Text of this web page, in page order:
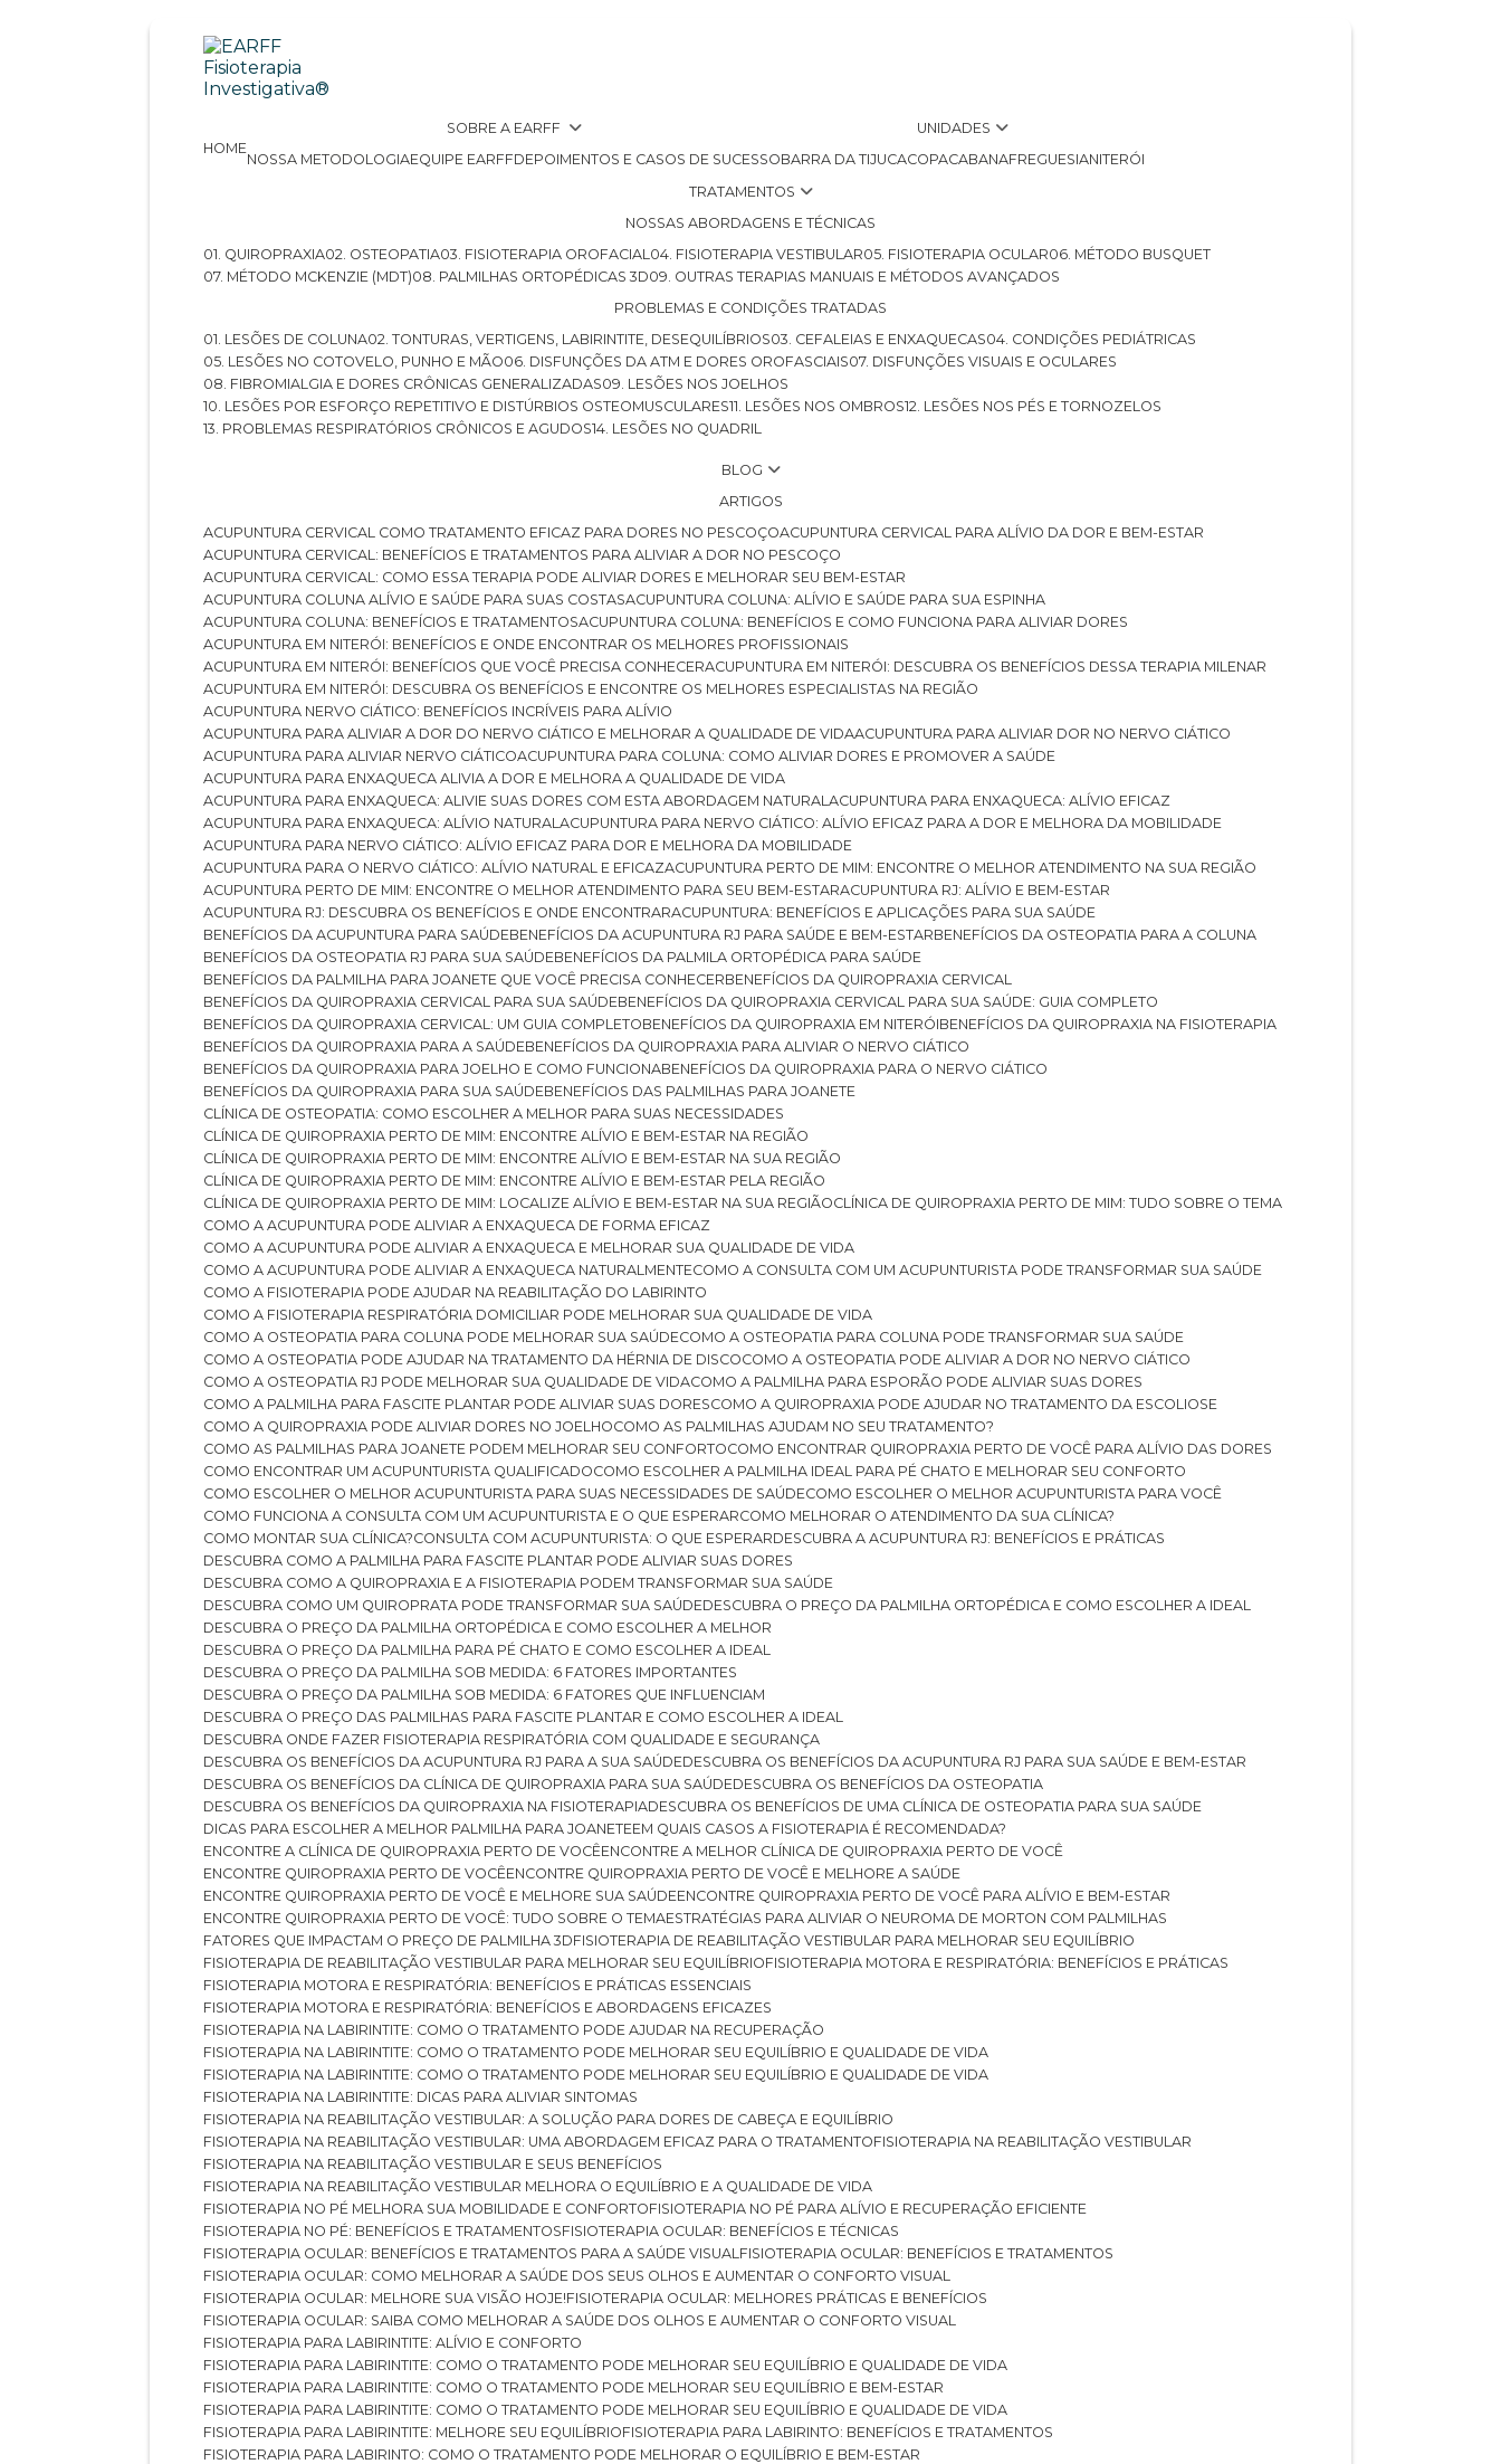
HOME
SOBRE A EARFF
NOSSA METODOLOGIA EQUIPE EARFF DEPOIMENTOS E CASOS DE SUCESSO
UNIDADES
BARRA DA TIJUCA
COPACABANA FREGUESIA
NITERÓI
TRATAMENTOS
NOSSAS ABORDAGENS E TÉCNICAS
01. QUIROPRAXIA
02. OSTEOPATIA 03. FISIOTERAPIA OROFACIAL 04. FISIOTERAPIA VESTIBULAR 05. FISIOTERAPIA OCULAR
06. MÉTODO BUSQUET
07. MÉTODO MCKENZIE (MDT)
08. PALMILHAS ORTOPÉDICAS 3D
09. OUTRAS TERAPIAS MANUAIS E MÉTODOS AVANÇADOS
PROBLEMAS E CONDIÇÕES TRATADAS
01. LESÕES DE COLUNA
02. TONTURAS, VERTIGENS, LABIRINTITE, DESEQUILÍBRIOS 03. CEFALEIAS E ENXAQUECAS
04. CONDIÇÕES PEDIÁTRICAS
05. LESÕES NO COTOVELO, PUNHO E MÃO
06. DISFUNÇÕES DA ATM E DORES OROFASCIAIS
07. DISFUNÇÕES VISUAIS E OCULARES
08. FIBROMIALGIA E DORES CRÔNICAS GENERALIZADAS
09. LESÕES NOS JOELHOS
10. LESÕES POR ESFORÇO REPETITIVO E DISTÚRBIOS OSTEOMUSCULARES 11. LESÕES NOS OMBROS 12. LESÕES NOS PÉS E TORNOZELOS
13. PROBLEMAS RESPIRATÓRIOS CRÔNICOS E AGUDOS 14. LESÕES NO QUADRIL
BLOG
ARTIGOS
ACUPUNTURA CERVICAL COMO TRATAMENTO EFICAZ PARA DORES NO PESCOÇO
ACUPUNTURA CERVICAL PARA ALÍVIO DA DOR E BEM-ESTAR
ACUPUNTURA CERVICAL: BENEFÍCIOS E TRATAMENTOS PARA ALIVIAR A DOR NO PESCOÇO
ACUPUNTURA CERVICAL: COMO ESSA TERAPIA PODE ALIVIAR DORES E MELHORAR SEU BEM-ESTAR
ACUPUNTURA COLUNA ALÍVIO E SAÚDE PARA SUAS COSTAS
ACUPUNTURA COLUNA: ALÍVIO E SAÚDE PARA SUA ESPINHA
ACUPUNTURA COLUNA: BENEFÍCIOS E TRATAMENTOS
ACUPUNTURA COLUNA: BENEFÍCIOS E COMO FUNCIONA PARA ALIVIAR DORES
ACUPUNTURA EM NITERÓI: BENEFÍCIOS E ONDE ENCONTRAR OS MELHORES PROFISSIONAIS
ACUPUNTURA EM NITERÓI: BENEFÍCIOS QUE VOCÊ PRECISA CONHECER
ACUPUNTURA EM NITERÓI: DESCUBRA OS BENEFÍCIOS DESSA TERAPIA MILENAR
ACUPUNTURA EM NITERÓI: DESCUBRA OS BENEFÍCIOS E ENCONTRE OS MELHORES ESPECIALISTAS NA REGIÃO
ACUPUNTURA NERVO CIÁTICO: BENEFÍCIOS INCRÍVEIS PARA ALÍVIO
ACUPUNTURA PARA ALIVIAR A DOR DO NERVO CIÁTICO E MELHORAR A QUALIDADE DE VIDA
ACUPUNTURA PARA ALIVIAR DOR NO NERVO CIÁTICO
ACUPUNTURA PARA ALIVIAR NERVO CIÁTICO
ACUPUNTURA PARA COLUNA: COMO ALIVIAR DORES E PROMOVER A SAÚDE
ACUPUNTURA PARA ENXAQUECA ALIVIA A DOR E MELHORA A QUALIDADE DE VIDA
ACUPUNTURA PARA ENXAQUECA: ALIVIE SUAS DORES COM ESTA ABORDAGEM NATURAL
ACUPUNTURA PARA ENXAQUECA: ALÍVIO EFICAZ
ACUPUNTURA PARA ENXAQUECA: ALÍVIO NATURAL
ACUPUNTURA PARA NERVO CIÁTICO: ALÍVIO EFICAZ PARA A DOR E MELHORA DA MOBILIDADE
ACUPUNTURA PARA NERVO CIÁTICO: ALÍVIO EFICAZ PARA DOR E MELHORA DA MOBILIDADE
ACUPUNTURA PARA O NERVO CIÁTICO: ALÍVIO NATURAL E EFICAZ
ACUPUNTURA PERTO DE MIM: ENCONTRE O MELHOR ATENDIMENTO NA SUA REGIÃO
ACUPUNTURA PERTO DE MIM: ENCONTRE O MELHOR ATENDIMENTO PARA SEU BEM-ESTAR
ACUPUNTURA RJ: ALÍVIO E BEM-ESTAR
ACUPUNTURA RJ: DESCUBRA OS BENEFÍCIOS E ONDE ENCONTRAR
ACUPUNTURA: BENEFÍCIOS E APLICAÇÕES PARA SUA SAÚDE
BENEFÍCIOS DA ACUPUNTURA PARA SAÚDE
BENEFÍCIOS DA ACUPUNTURA RJ PARA SAÚDE E BEM-ESTAR
BENEFÍCIOS DA OSTEOPATIA PARA A COLUNA
BENEFÍCIOS DA OSTEOPATIA RJ PARA SUA SAÚDE
BENEFÍCIOS DA PALMILA ORTOPÉDICA PARA SAÚDE
BENEFÍCIOS DA PALMILHA PARA JOANETE QUE VOCÊ PRECISA CONHECER
BENEFÍCIOS DA QUIROPRAXIA CERVICAL
BENEFÍCIOS DA QUIROPRAXIA CERVICAL PARA SUA SAÚDE
BENEFÍCIOS DA QUIROPRAXIA CERVICAL PARA SUA SAÚDE: GUIA COMPLETO
BENEFÍCIOS DA QUIROPRAXIA CERVICAL: UM GUIA COMPLETO
BENEFÍCIOS DA QUIROPRAXIA EM NITERÓI
BENEFÍCIOS DA QUIROPRAXIA NA FISIOTERAPIA
BENEFÍCIOS DA QUIROPRAXIA PARA A SAÚDE
BENEFÍCIOS DA QUIROPRAXIA PARA ALIVIAR O NERVO CIÁTICO
BENEFÍCIOS DA QUIROPRAXIA PARA JOELHO E COMO FUNCIONA
BENEFÍCIOS DA QUIROPRAXIA PARA O NERVO CIÁTICO
BENEFÍCIOS DA QUIROPRAXIA PARA SUA SAÚDE
BENEFÍCIOS DAS PALMILHAS PARA JOANETE
CLÍNICA DE OSTEOPATIA: COMO ESCOLHER A MELHOR PARA SUAS NECESSIDADES
CLÍNICA DE QUIROPRAXIA PERTO DE MIM: ENCONTRE ALÍVIO E BEM-ESTAR NA REGIÃO
CLÍNICA DE QUIROPRAXIA PERTO DE MIM: ENCONTRE ALÍVIO E BEM-ESTAR NA SUA REGIÃO
CLÍNICA DE QUIROPRAXIA PERTO DE MIM: ENCONTRE ALÍVIO E BEM-ESTAR PELA REGIÃO
CLÍNICA DE QUIROPRAXIA PERTO DE MIM: LOCALIZE ALÍVIO E BEM-ESTAR NA SUA REGIÃO
CLÍNICA DE QUIROPRAXIA PERTO DE MIM: TUDO SOBRE O TEMA
COMO A ACUPUNTURA PODE ALIVIAR A ENXAQUECA DE FORMA EFICAZ
COMO A ACUPUNTURA PODE ALIVIAR A ENXAQUECA E MELHORAR SUA QUALIDADE DE VIDA
COMO A ACUPUNTURA PODE ALIVIAR A ENXAQUECA NATURALMENTE
COMO A CONSULTA COM UM ACUPUNTURISTA PODE TRANSFORMAR SUA SAÚDE
COMO A FISIOTERAPIA PODE AJUDAR NA REABILITAÇÃO DO LABIRINTO
COMO A FISIOTERAPIA RESPIRATÓRIA DOMICILIAR PODE MELHORAR SUA QUALIDADE DE VIDA
COMO A OSTEOPATIA PARA COLUNA PODE MELHORAR SUA SAÚDE
COMO A OSTEOPATIA PARA COLUNA PODE TRANSFORMAR SUA SAÚDE
COMO A OSTEOPATIA PODE AJUDAR NA TRATAMENTO DA HÉRNIA DE DISCO
COMO A OSTEOPATIA PODE ALIVIAR A DOR NO NERVO CIÁTICO
COMO A OSTEOPATIA RJ PODE MELHORAR SUA QUALIDADE DE VIDA
COMO A PALMILHA PARA ESPORÃO PODE ALIVIAR SUAS DORES
COMO A PALMILHA PARA FASCITE PLANTAR PODE ALIVIAR SUAS DORES
COMO A QUIROPRAXIA PODE AJUDAR NO TRATAMENTO DA ESCOLIOSE
COMO A QUIROPRAXIA PODE ALIVIAR DORES NO JOELHO
COMO AS PALMILHAS AJUDAM NO SEU TRATAMENTO?
COMO AS PALMILHAS PARA JOANETE PODEM MELHORAR SEU CONFORTO
COMO ENCONTRAR QUIROPRAXIA PERTO DE VOCÊ PARA ALÍVIO DAS DORES
COMO ENCONTRAR UM ACUPUNTURISTA QUALIFICADO
COMO ESCOLHER A PALMILHA IDEAL PARA PÉ CHATO E MELHORAR SEU CONFORTO
COMO ESCOLHER O MELHOR ACUPUNTURISTA PARA SUAS NECESSIDADES DE SAÚDE
COMO ESCOLHER O MELHOR ACUPUNTURISTA PARA VOCÊ
COMO FUNCIONA A CONSULTA COM UM ACUPUNTURISTA E O QUE ESPERAR
COMO MELHORAR O ATENDIMENTO DA SUA CLÍNICA?
COMO MONTAR SUA CLÍNICA?
CONSULTA COM ACUPUNTURISTA: O QUE ESPERAR
DESCUBRA A ACUPUNTURA RJ: BENEFÍCIOS E PRÁTICAS
DESCUBRA COMO A PALMILHA PARA FASCITE PLANTAR PODE ALIVIAR SUAS DORES
DESCUBRA COMO A QUIROPRAXIA E A FISIOTERAPIA PODEM TRANSFORMAR SUA SAÚDE
DESCUBRA COMO UM QUIROPRATA PODE TRANSFORMAR SUA SAÚDE
DESCUBRA O PREÇO DA PALMILHA ORTOPÉDICA E COMO ESCOLHER A IDEAL
DESCUBRA O PREÇO DA PALMILHA ORTOPÉDICA E COMO ESCOLHER A MELHOR
DESCUBRA O PREÇO DA PALMILHA PARA PÉ CHATO E COMO ESCOLHER A IDEAL
DESCUBRA O PREÇO DA PALMILHA SOB MEDIDA: 6 FATORES IMPORTANTES
DESCUBRA O PREÇO DA PALMILHA SOB MEDIDA: 6 FATORES QUE INFLUENCIAM
DESCUBRA O PREÇO DAS PALMILHAS PARA FASCITE PLANTAR E COMO ESCOLHER A IDEAL
DESCUBRA ONDE FAZER FISIOTERAPIA RESPIRATÓRIA COM QUALIDADE E SEGURANÇA
DESCUBRA OS BENEFÍCIOS DA ACUPUNTURA RJ PARA A SUA SAÚDE
DESCUBRA OS BENEFÍCIOS DA ACUPUNTURA RJ PARA SUA SAÚDE E BEM-ESTAR
DESCUBRA OS BENEFÍCIOS DA CLÍNICA DE QUIROPRAXIA PARA SUA SAÚDE
DESCUBRA OS BENEFÍCIOS DA OSTEOPATIA
DESCUBRA OS BENEFÍCIOS DA QUIROPRAXIA NA FISIOTERAPIA
DESCUBRA OS BENEFÍCIOS DE UMA CLÍNICA DE OSTEOPATIA PARA SUA SAÚDE
DICAS PARA ESCOLHER A MELHOR PALMILHA PARA JOANETE EM QUAIS CASOS A FISIOTERAPIA É RECOMENDADA?
ENCONTRE A CLÍNICA DE QUIROPRAXIA PERTO DE VOCÊ ENCONTRE A MELHOR CLÍNICA DE QUIROPRAXIA PERTO DE VOCÊ
ENCONTRE QUIROPRAXIA PERTO DE VOCÊ ENCONTRE QUIROPRAXIA PERTO DE VOCÊ E MELHORE A SAÚDE
ENCONTRE QUIROPRAXIA PERTO DE VOCÊ E MELHORE SUA SAÚDE ENCONTRE QUIROPRAXIA PERTO DE VOCÊ PARA ALÍVIO E BEM-ESTAR
ENCONTRE QUIROPRAXIA PERTO DE VOCÊ: TUDO SOBRE O TEMA ESTRATÉGIAS PARA ALIVIAR O NEUROMA DE MORTON COM PALMILHAS
FATORES QUE IMPACTAM O PREÇO DE PALMILHA 3D
FISIOTERAPIA DE REABILITAÇÃO VESTIBULAR PARA MELHORAR SEU EQUILÍBRIO
FISIOTERAPIA DE REABILITAÇÃO VESTIBULAR PARA MELHORAR SEU EQUILÍBRIO
FISIOTERAPIA MOTORA E RESPIRATÓRIA: BENEFÍCIOS E PRÁTICAS
FISIOTERAPIA MOTORA E RESPIRATÓRIA: BENEFÍCIOS E PRÁTICAS ESSENCIAIS
FISIOTERAPIA MOTORA E RESPIRATÓRIA: BENEFÍCIOS E ABORDAGENS EFICAZES
FISIOTERAPIA NA LABIRINTITE: COMO O TRATAMENTO PODE AJUDAR NA RECUPERAÇÃO
FISIOTERAPIA NA LABIRINTITE: COMO O TRATAMENTO PODE MELHORAR SEU EQUILÍBRIO E QUALIDADE DE VIDA
FISIOTERAPIA NA LABIRINTITE: COMO O TRATAMENTO PODE MELHORAR SEU EQUILÍBRIO E QUALIDADE DE VIDA
FISIOTERAPIA NA LABIRINTITE: DICAS PARA ALIVIAR SINTOMAS
FISIOTERAPIA NA REABILITAÇÃO VESTIBULAR: A SOLUÇÃO PARA DORES DE CABEÇA E EQUILÍBRIO
FISIOTERAPIA NA REABILITAÇÃO VESTIBULAR: UMA ABORDAGEM EFICAZ PARA O TRATAMENTO
FISIOTERAPIA NA REABILITAÇÃO VESTIBULAR
FISIOTERAPIA NA REABILITAÇÃO VESTIBULAR E SEUS BENEFÍCIOS
FISIOTERAPIA NA REABILITAÇÃO VESTIBULAR MELHORA O EQUILÍBRIO E A QUALIDADE DE VIDA
FISIOTERAPIA NO PÉ MELHORA SUA MOBILIDADE E CONFORTO
FISIOTERAPIA NO PÉ PARA ALÍVIO E RECUPERAÇÃO EFICIENTE
FISIOTERAPIA NO PÉ: BENEFÍCIOS E TRATAMENTOS
FISIOTERAPIA OCULAR: BENEFÍCIOS E TÉCNICAS
FISIOTERAPIA OCULAR: BENEFÍCIOS E TRATAMENTOS PARA A SAÚDE VISUAL FISIOTERAPIA OCULAR: BENEFÍCIOS E TRATAMENTOS
FISIOTERAPIA OCULAR: COMO MELHORAR A SAÚDE DOS SEUS OLHOS E AUMENTAR O CONFORTO VISUAL
FISIOTERAPIA OCULAR: MELHORE SUA VISÃO HOJE! FISIOTERAPIA OCULAR: MELHORES PRÁTICAS E BENEFÍCIOS
FISIOTERAPIA OCULAR: SAIBA COMO MELHORAR A SAÚDE DOS OLHOS E AUMENTAR O CONFORTO VISUAL
FISIOTERAPIA PARA LABIRINTITE: ALÍVIO E CONFORTO
FISIOTERAPIA PARA LABIRINTITE: COMO O TRATAMENTO PODE MELHORAR SEU EQUILÍBRIO E QUALIDADE DE VIDA
FISIOTERAPIA PARA LABIRINTITE: COMO O TRATAMENTO PODE MELHORAR SEU EQUILÍBRIO E BEM-ESTAR
FISIOTERAPIA PARA LABIRINTITE: COMO O TRATAMENTO PODE MELHORAR SEU EQUILÍBRIO E QUALIDADE DE VIDA
FISIOTERAPIA PARA LABIRINTITE: MELHORE SEU EQUILÍBRIO
FISIOTERAPIA PARA LABIRINTO: BENEFÍCIOS E TRATAMENTOS
FISIOTERAPIA PARA LABIRINTO: COMO O TRATAMENTO PODE MELHORAR O EQUILÍBRIO E BEM-ESTAR